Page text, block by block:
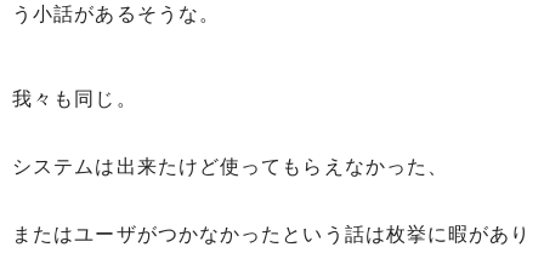
う小話があるそうな。
我々も同じ。
システムは出来たけど使ってもらえなかった、
またはユーザがつかなかったという話は枚挙に暇があり